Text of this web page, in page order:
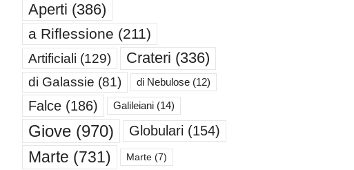
Aperti (386)
a Riflessione (211)
Artificiali (129) Crateri (336)
di Galassie (81) di Nebulose(12)
Falce(186) Galileiani(14)
Giove(970) Globulari (154)
Marte (731) Marte(7)